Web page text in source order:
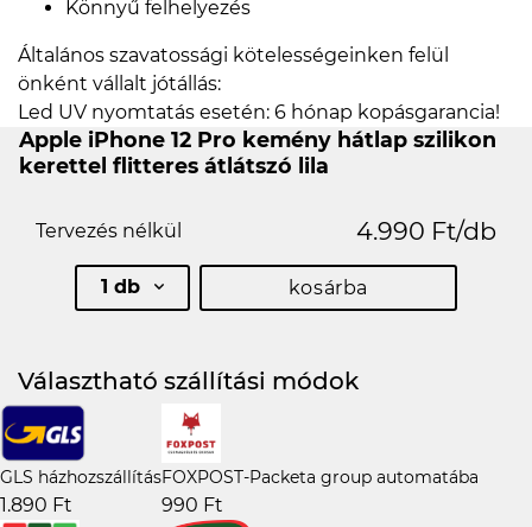
Könnyű felhelyezés
Általános szavatossági kötelességeinken felül
önként vállalt jótállás:
Led UV nyomtatás esetén: 6 hónap kopásgarancia!
Apple iPhone 12 Pro kemény hátlap szilikon
kerettel flitteres átlátszó lila
Tervezés nélkül 4.990 Ft/db
1 db kosárba
Választható szállítási módok
GLS házhozszállítás
1.890 Ft
FOXPOST-Packeta group automatába
990 Ft